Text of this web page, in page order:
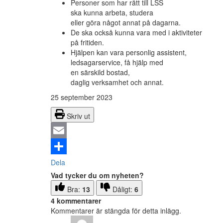
Personer som har rätt till LSS
ska kunna arbeta, studera
eller göra något annat på dagarna.
De ska också kunna vara med i aktiviteter
på fritiden.
Hjälpen kan vara personlig assistent,
ledsagarservice, få hjälp med
en särskild bostad,
daglig verksamhet och annat.
25 september 2023
Skriv ut
Email
Dela
Vad tycker du om nyheten?
Bra: 13 Dåligt: 6
4 kommentarer
Kommentarer är stängda för detta inlägg.